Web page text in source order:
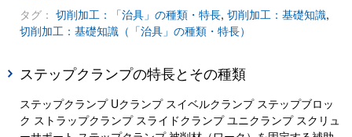
タグ： 切削加工：「治具」の種類・特長, 切削加工：基礎知識,
切削加工：基礎知識（「治具」の種類・特長）
ステップクランプの特長とその種類
ステップクランプ Uクランプ スイベルクランプ ステップブロッ
ク ストラップクランプ スライドクランプ ユニクランプ スクリュ